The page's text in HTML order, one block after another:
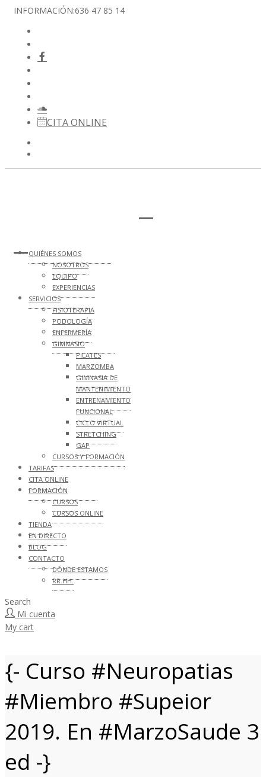
INFORMACIÓN:636 47 85 14
CITA ONLINE
QUIÉNES SOMOS
NOSOTROS
EQUIPO
EXPERIENCIAS
SERVICIOS
FISIOTERAPIA
PODOLOGÍA
ENFERMERÍA
GIMNASIO
PILATES
MARZOMBA
GIMNASIA DE
MANTENIMIENTO
ENTRENAMIENTO
FUNCIONAL
CICLO VIRTUAL
STRETCHING
GAP
CURSOS Y FORMACIÓN
TARIFAS
CITA ONLINE
FORMACIÓN
CURSOS
CURSOS ONLINE
TIENDA
EN DIRECTO
BLOG
CONTACTO
DÓNDE ESTAMOS
RR.HH.
Search
Mi cuenta
My cart
{- Curso #Neuropatias
#Miembro #Supeior
2019. En #MarzoSaude 3
ed -}